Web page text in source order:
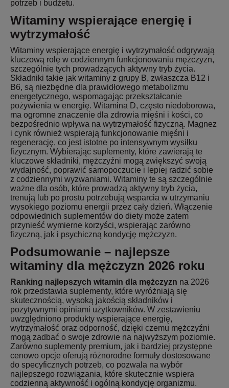
potrzeb i budżetu.
Witaminy wspierające energię i
wytrzymałość
Witaminy wspierające energię i wytrzymałość odgrywają
kluczową rolę w codziennym funkcjonowaniu mężczyzn,
szczególnie tych prowadzących aktywny tryb życia.
Składniki takie jak witaminy z grupy B, zwłaszcza B12 i
B6, są niezbędne dla prawidłowego metabolizmu
energetycznego, wspomagając przekształcanie
pożywienia w energię. Witamina D, często niedoborowa,
ma ogromne znaczenie dla zdrowia mięśni i kości, co
bezpośrednio wpływa na wytrzymałość fizyczną. Magnez
i cynk również wspierają funkcjonowanie mięśni i
regenerację, co jest istotne po intensywnym wysiłku
fizycznym. Wybierając suplementy, które zawierają te
kluczowe składniki, mężczyźni mogą zwiększyć swoją
wydajność, poprawić samopoczucie i lepiej radzić sobie
z codziennymi wyzwaniami. Witaminy te są szczególnie
ważne dla osób, które prowadzą aktywny tryb życia,
trenują lub po prostu potrzebują wsparcia w utrzymaniu
wysokiego poziomu energii przez cały dzień. Włączenie
odpowiednich suplementów do diety może zatem
przynieść wymierne korzyści, wspierając zarówno
fizyczną, jak i psychiczną kondycję mężczyzn.
Podsumowanie – najlepsze
witaminy dla mężczyzn 2026 roku
Ranking najlepszych witamin dla mężczyzn na 2026
rok przedstawia suplementy, które wyróżniają się
skutecznością, wysoką jakością składników i
pozytywnymi opiniami użytkowników. W zestawieniu
uwzględniono produkty wspierające energię,
wytrzymałość oraz odporność, dzięki czemu mężczyźni
mogą zadbać o swoje zdrowie na najwyższym poziomie.
Zarówno suplementy premium, jak i bardziej przystępne
cenowo opcje oferują różnorodne formuły dostosowane
do specyficznych potrzeb, co pozwala na wybór
najlepszego rozwiązania, które skutecznie wspiera
codzienną aktywność i ogólną kondycję organizmu.